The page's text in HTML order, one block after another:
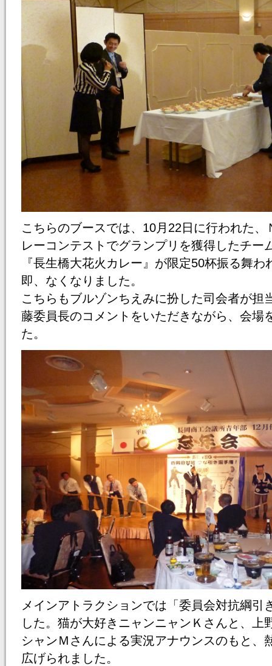
こちらのブースでは、10月22日に行われた
レーコンテストでグランプリを獲得したチー
『長生橋大花火カレー』が限定50杯振る舞
即、なくなりました。
こちらもブルゾンちえみに扮した司会者が担
藤委員長のコメントをいただきながら、会場
た。
メインアトラクションでは「委員会対抗綱引
した。猫が大好きニャンニャンＫさんと、上
シャンＭさんによる実況アナウンスのもと、
広げられました。